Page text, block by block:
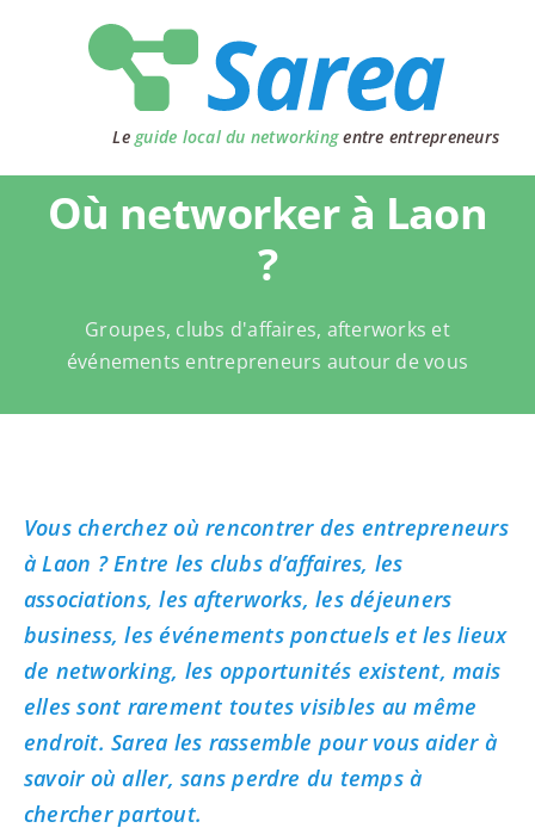
Le guide local du networkingentre entrepreneurs
Où networker à Laon
?
Groupes, clubs d'affaires, afterworks et
événements entrepreneurs autour de vous
Vous cherchez où rencontrer des entrepreneurs
à Laon ? Entre les clubs d’affaires, les
associations, les afterworks, les déjeuners
business, les événements ponctuels et les lieux
de networking, les opportunités existent, mais
elles sont rarement toutes visibles au même
endroit. Sarea les rassemble pour vous aider à
savoir où aller, sans perdre du temps à
chercher partout.